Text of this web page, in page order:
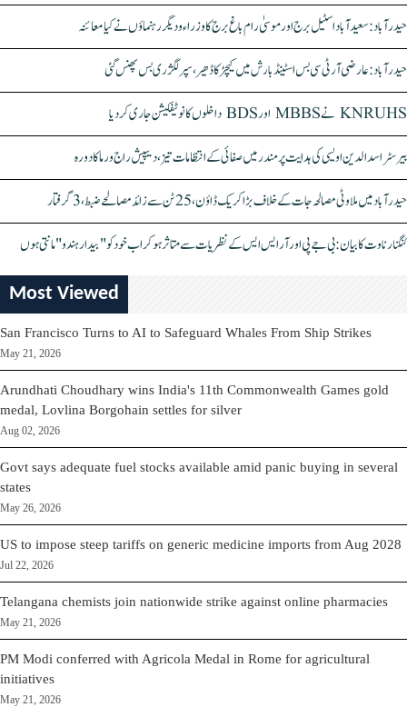
حیدرآباد: سعیدآباد اسٹیل برج اور موسیٰ رام باغ برج کا وزراء و دیگر رہنماؤں نے کیا معائنہ
حیدرآباد: عارضی آر ٹی سی بس اسٹینڈ بارش میں کیچڑ کا ڈھیر، سپر لگژری بس پھنس گئی
KNRUHS نے MBBS اور BDS داخلوں کا نوٹیفکیشن جاری کر دیا
بیرسٹر اسدالدین اویسی کی ہدایت پر مندر میں صفائی کے انتظامات تیز، دیپیش راج ورما کا دورہ
حیدرآباد میں ملاوٹی مصالحہ جات کے خلاف بڑا کریک ڈاؤن، 25 ٹن سے زائد مصالحے ضبط، 3 گرفتار
کنگنا رناوت کا بیان: بی جے پی اور آر ایس ایس کے نظریات سے متاثر ہو کر اب خود کو "بیدار ہندو" مانتی ہوں
Most Viewed
San Francisco Turns to AI to Safeguard Whales From Ship Strikes
May 21, 2026
Arundhati Choudhary wins India's 11th Commonwealth Games gold
medal, Lovlina Borgohain settles for silver
Aug 02, 2026
Govt says adequate fuel stocks available amid panic buying in several
states
May 26, 2026
US to impose steep tariffs on generic medicine imports from Aug 2028
Jul 22, 2026
Telangana chemists join nationwide strike against online pharmacies
May 21, 2026
PM Modi conferred with Agricola Medal in Rome for agricultural
initiatives
May 21, 2026